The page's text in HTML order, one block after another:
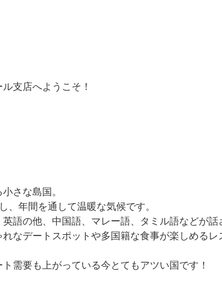
支店へようこそ！
さな島国。
、 年間を通して温暖な気候です。
語の他、中国語、 マレー語、タミル語などが話
れなデートスポットや多国籍な食事が楽しめるレ
ト需要も上がっている今とてもアツい国です！